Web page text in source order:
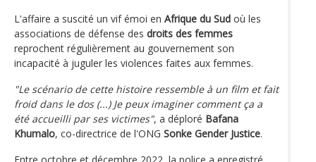
L'affaire a suscité un vif émoi en Afrique du Sud où les
associations de défense des droits des femmes
reprochent régulièrement au gouvernement son
incapacité à juguler les violences faites aux femmes.
"Le scénario de cette histoire ressemble à un film et fait
froid dans le dos (...) Je peux imaginer comment ça a
été accueilli par ses victimes", a déploré Bafana
Khumalo, co-directrice de l'ONG Sonke Gender Justice.